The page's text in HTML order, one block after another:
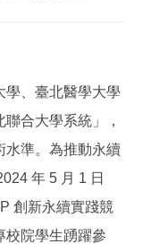
學、臺北醫學大學
合大學系統」，
水準。為推動永續
年 5 月 1 日
創新永續實踐競
校院學生踴躍參